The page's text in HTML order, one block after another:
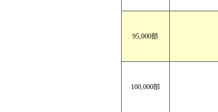
95,000部
100,000部